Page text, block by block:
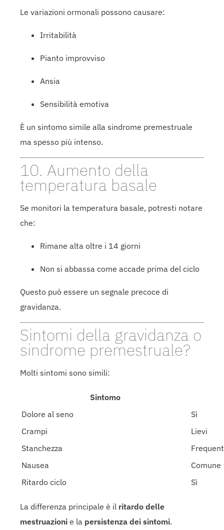
Le variazioni ormonali possono causare:
Irritabilità
Pianto improvviso
Ansia
Sensibilità emotiva
È un sintomo simile alla sindrome premestruale
ma spesso più intenso.
10. Aumento della
temperatura basale
Se monitori la temperatura basale, potresti notare
che:
Rimane alta oltre i 14 giorni
Non si abbassa come accade prima del ciclo
Questo può essere un segnale precoce di
gravidanza.
Sintomi della gravidanza o
sindrome premestruale?
Molti sintomi sono simili:
Sintomo
Dolore al seno
Sì
Crampi
Lievi
Stanchezza
Nausea
Comune
Ritardo ciclo
Sì
La differenza principale è il ritardo delle
mestruazioni e la persistenza dei sintomi.